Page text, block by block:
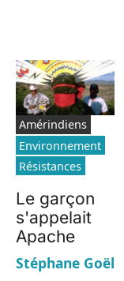
Amérindiens
Environnement
Résistances
Le garçon
s'appelait
Apache
Stéphane Goël